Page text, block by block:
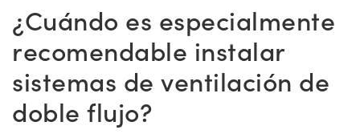
¿Cuándo es especialmente
recomendable instalar
sistemas de ventilación de
doble flujo?